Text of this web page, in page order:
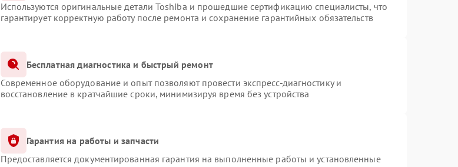
Используются оригинальные детали Toshiba и прошедшие сертификацию специалисты, что
гарантирует корректную работу после ремонта и сохранение гарантийных обязательств
Бесплатная диагностика и быстрый ремонт
Современное оборудование и опыт позволяют провести экспресс-диагностику и
восстановление в кратчайшие сроки, минимизируя время без устройства
Гарантия на работы и запчасти
Предоставляется документированная гарантия на выполненные работы и установленные